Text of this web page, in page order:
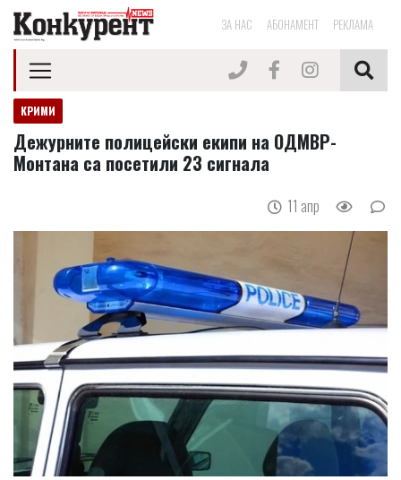
ЗА НАС АБОНАМЕНТ РЕКЛАМА
КРИМИ
Дежурните полицейски екипи на ОДМВР-
Монтана са посетили 23 сигнала
11 апр